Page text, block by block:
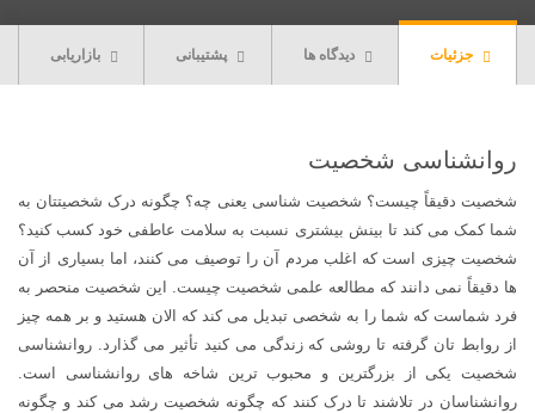
جزئیات دیدگاه ها پشتیبانی بازاریابی
روانشناسی شخصیت
شخصیت دقیقاً چیست؟ شخصیت شناسی یعنی چه؟ چگونه درک شخصیتتان به
شما کمک می کند تا بینش بیشتری نسبت به سلامت عاطفی خود کسب کنید؟
شخصیت چیزی است که اغلب مردم آن را توصیف می کنند، اما بسیاری از آن
ها دقیقاً نمی دانند که مطالعه علمی شخصیت چیست. این شخصیت منحصر به
فرد شماست که شما را به شخصی تبدیل می کند که الان هستید و بر همه چیز
از روابط تان گرفته تا روشی که زندگی می کنید تأثیر می گذارد. روانشناسی
شخصیت یکی از بزرگترین و محبوب ترین شاخه های روانشناسی است.
روانشناسان در تلاشند تا درک کنند که چگونه شخصیت رشد می کند و چگونه